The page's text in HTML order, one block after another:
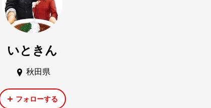
いときん
秋田県
フォローする